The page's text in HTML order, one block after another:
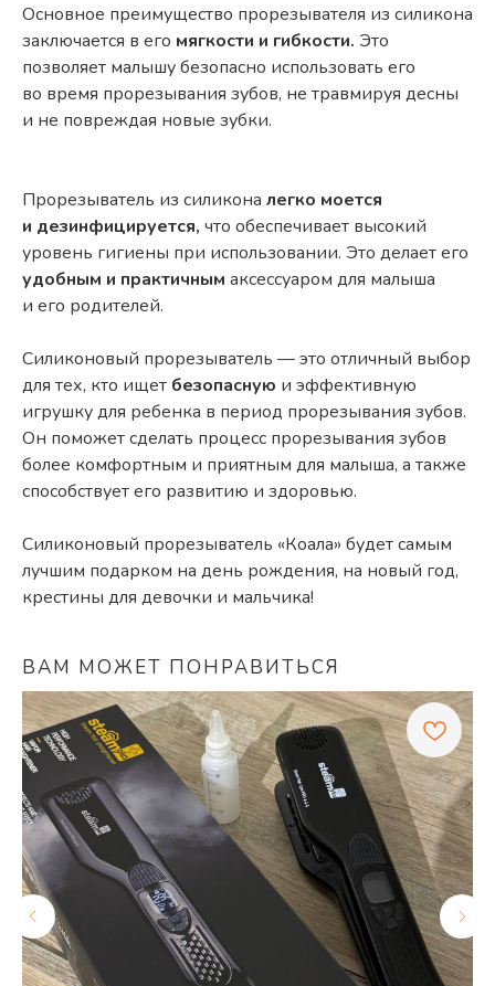
Основное преимущество прорезывателя из силикона
заключается в его мягкости и гибкости. Это
позволяет малышу безопасно использовать его
во время прорезывания зубов, не травмируя десны
и не повреждая новые зубки.
Прорезыватель из силикона легко моется
и дезинфицируется, что обеспечивает высокий
уровень гигиены при использовании. Это делает его
удобным и практичным аксессуаром для малыша
и его родителей.
Силиконовый прорезыватель — это отличный выбор
для тех, кто ищет безопасную и эффективную
игрушку для ребенка в период прорезывания зубов.
Он поможет сделать процесс прорезывания зубов
более комфортным и приятным для малыша, а также
способствует его развитию и здоровью.
Силиконовый прорезыватель «Коала» будет самым
лучшим подарком на день рождения, на новый год,
крестины для девочки и мальчика!
ВАМ МОЖЕТ ПОНРАВИТЬСЯ